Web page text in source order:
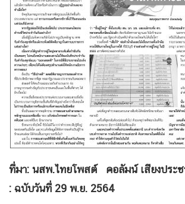
ที่มา: นสพ.ไทยโพสต์ คอลัมน์ เสียงประช
: ฉบับวันที่ 29 พ.ย. 2564